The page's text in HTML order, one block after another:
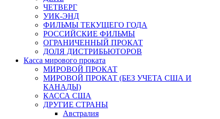
ЧЕТВЕРГ
УИК-ЭНД
ФИЛЬМЫ ТЕКУЩЕГО ГОДА
РОССИЙСКИЕ ФИЛЬМЫ
ОГРАНИЧЕННЫЙ ПРОКАТ
ДОЛЯ ДИСТРИБЬЮТОРОВ
Касса мирового проката
МИРОВОЙ ПРОКАТ
МИРОВОЙ ПРОКАТ (БЕЗ УЧЕТА США И
КАНАДЫ)
КАССА США
ДРУГИЕ СТРАНЫ
Австралия